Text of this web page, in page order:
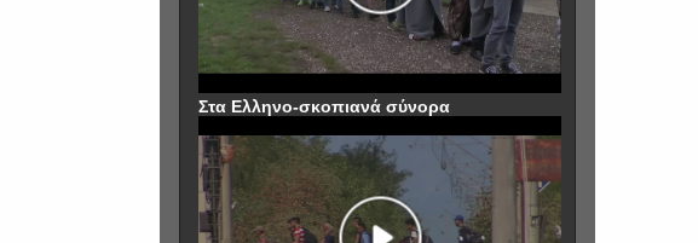
Στα Ελληνο-σκοπιανά σύνορα